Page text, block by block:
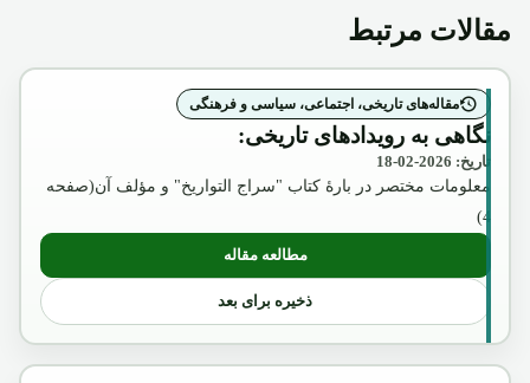
مقالات مرتبط
مقاله‌های تاریخی، اجتماعی، سیاسی و فرهنگی
نگاهی به رویدادهای تاریخی:
تاریخ: 2026-02-18
معلومات مختصر در بارۀ کتاب "سراج التواریخ" و مؤلف آن(صفحه
4)
مطالعه مقاله: نگاهی به رویدادهای تاریخی:
ذخیره برای بعد